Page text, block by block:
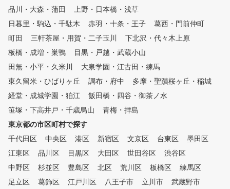
により「見える化」され
タをもとに、外部資格を
ます。会員様に目標をお
、シミュレーターの映像
データを確認しながら、
にわかりやすくレッスン
。会員様一人一人のレッ
けます。 ③レッスン受け放題
、レンジ使い放題のサブ
デル 外部資格を有する専
ロのレッスンを、毎日、
も受けられます。また打
品川・大森・蒲田
上野・日本橋・浅草
日暮里・駒込・千駄木
赤羽・十条・王子
葛西・門前仲町
町田
三軒茶屋・用賀・二子玉川
下北沢・代々木上原
板橋・成増・巣鴨
目黒・戸越・武蔵小山
田無・小平・久米川
大泉学園・江古田・練馬
東久留米・ひばりヶ丘
調布・府中
多摩・聖蹟桜ヶ丘・稲城
経堂・成城学園・狛江
飯田橋・四谷・御茶ノ水
笹塚・下高井戸・千歳烏山
青梅・拝島
東京都の市区町村で探す
千代田区
中央区 港区 新宿区 文京区 台東区
墨田区
江東区
品川区 目黒区 大田区 世田谷区
渋谷区
中野区
杉並区 豊島区 北区 荒川区 板橋区
練馬区
足立区
葛飾区 江戸川区 八王子市 立川市
武蔵野市